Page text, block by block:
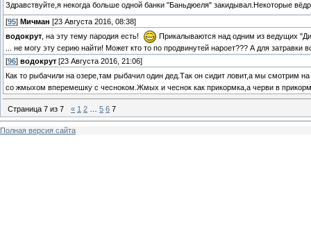
Здравствуйте,я некогда больше одной банки "Баньдюеля" закидывал.Некоторые
[95] Мичман [23 Августа 2016, 08:38]
водокрут , на эту тему пародия есть!
Прикалываются над одним из ведущих
... не могу эту серию найти! Может кто то по продвинутей нароет??? А для затравки
[96] водокрут [23 Августа 2016, 21:06]
Как то рыбачили на озере,там рыбачил один дед.Так он сидит ловит,а мы смотрим
со жмыхом вперемешку с чесноком.Жмых и чеснок как прикормка,а черви в
Страница 7 из 7 « 1 2 5 6 7
Полная версия сайта